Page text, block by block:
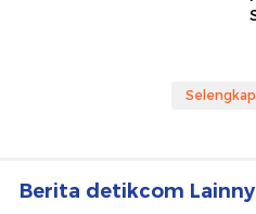
Berita detikcom